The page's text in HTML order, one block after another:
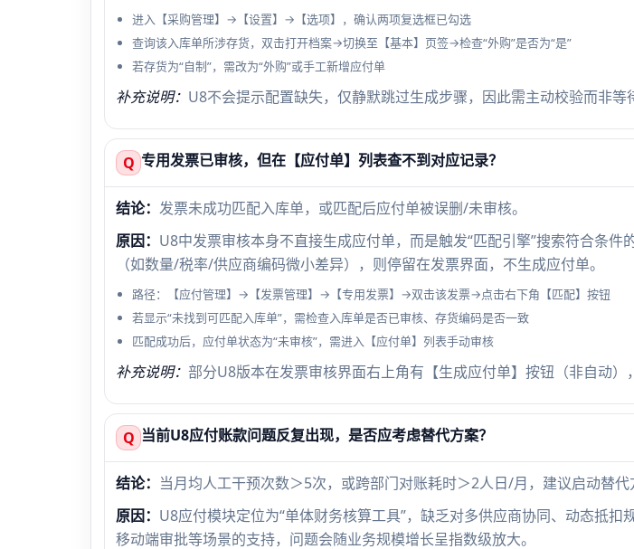
进入【采购管理】→【设置】→【选项】，确认两项复选框已勾选
查询该入库单所涉存货，双击打开档案→切换至【基本】页签→检查“外购”是否为“是”
若存货为“自制”，需改为“外购”或手工新增应付单
补充说明： U8不会提示配置缺失，仅静默跳过生成步骤，因此需主动校验而非等
Q 专用发票已审核，但在【应付单】列表查不到对应记录？
结论： 发票未成功匹配入库单，或匹配后应付单被误删/未审核。
原因： U8中发票审核本身不直接生成应付单，而是触发“匹配引擎”搜索符合条件
（如数量/税率/供应商编码微小差异），则停留在发票界面，不生成应付单。
路径：【应付管理】→【发票管理】→【专用发票】→双击该发票→点击右下角【匹配】按钮
若显示“未找到可匹配入库单”，需检查入库单是否已审核、存货编码是否一致
匹配成功后，应付单状态为“未审核”，需进入【应付单】列表手动审核
补充说明： 部分U8版本在发票审核界面右上角有【生成应付单】按钮（非自动）
Q 当前U8应付账款问题反复出现，是否应考虑替代方案？
结论： 当月均人工干预次数＞5次，或跨部门对账耗时＞2人日/月，建议启动替代
原因： U8应付模块定位为“单体财务核算工具”，缺乏对多供应商协同、动态抵扣
移动端审批等场景的支持，问题会随业务规模增长呈指数级放大。